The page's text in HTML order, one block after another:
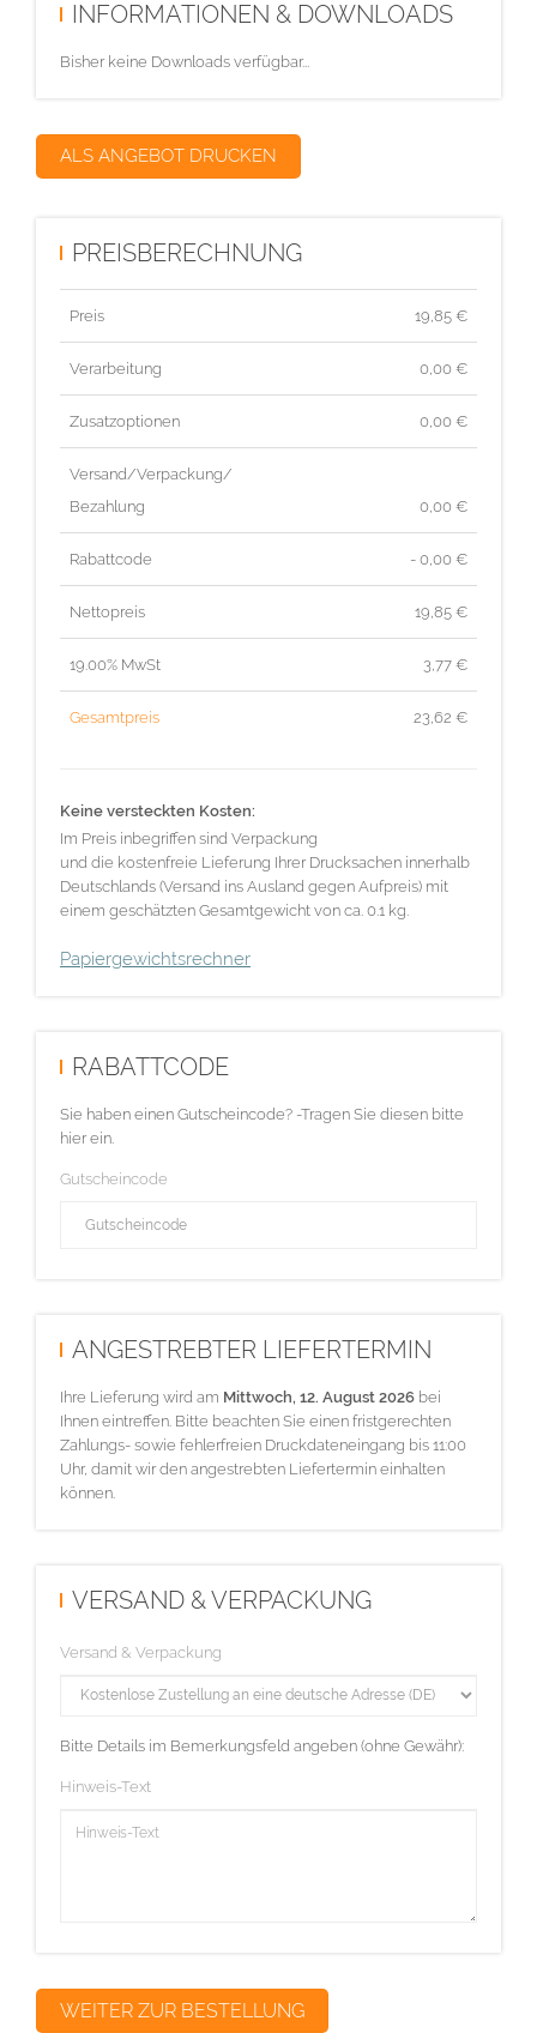
INFORMATIONEN & DOWNLOADS
Bisher keine Downloads verfügbar...
ALS ANGEBOT DRUCKEN
PREISBERECHNUNG
Preis 19,85 €
Verarbeitung 0,00 €
Zusatzoptionen 0,00 €
Versand/Verpackung/
Bezahlung
0,00 €
Rabattcode - 0,00 €
Nettopreis 19,85 €
19.00% MwSt 3,77 €
Gesamtpreis 23,62 €
Keine versteckten Kosten:
Im Preis inbegriffen sind Verpackung
und die kostenfreie Lieferung Ihrer Drucksachen innerhalb
Deutschlands (Versand ins Ausland gegen Aufpreis) mit
einem geschätzten Gesamtgewicht von ca. 0.1 kg.
Papiergewichtsrechner
RABATTCODE
Sie haben einen Gutscheincode? -Tragen Sie diesen bitte
hier ein.
Gutscheincode
ANGESTREBTER LIEFERTERMIN
Ihre Lieferung wird am Mittwoch, 12. August 2026 bei
Ihnen eintreffen. Bitte beachten Sie einen fristgerechten
Zahlungs- sowie fehlerfreien Druckdateneingang bis 11:00
Uhr, damit wir den angestrebten Liefertermin einhalten
können.
VERSAND & VERPACKUNG
Versand & Verpackung
Bitte Details im Bemerkungsfeld angeben (ohne Gewähr):
Hinweis-Text